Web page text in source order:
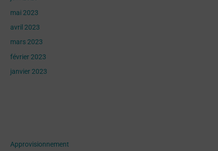
mai 2023
avril 2023
mars 2023
février 2023
janvier 2023
Approvisionnement